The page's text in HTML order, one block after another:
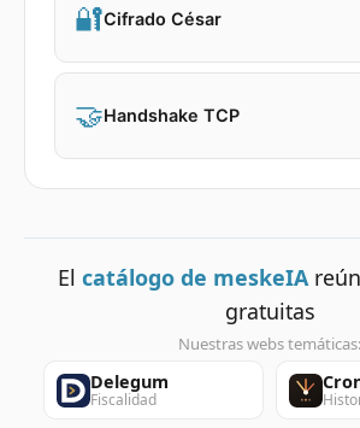
🔐Cifrado César
🤝Handshake TCP
El catálogo de meskeIA
gratuitas
Nuestras webs temáticas:
Delegum
Fiscalidad